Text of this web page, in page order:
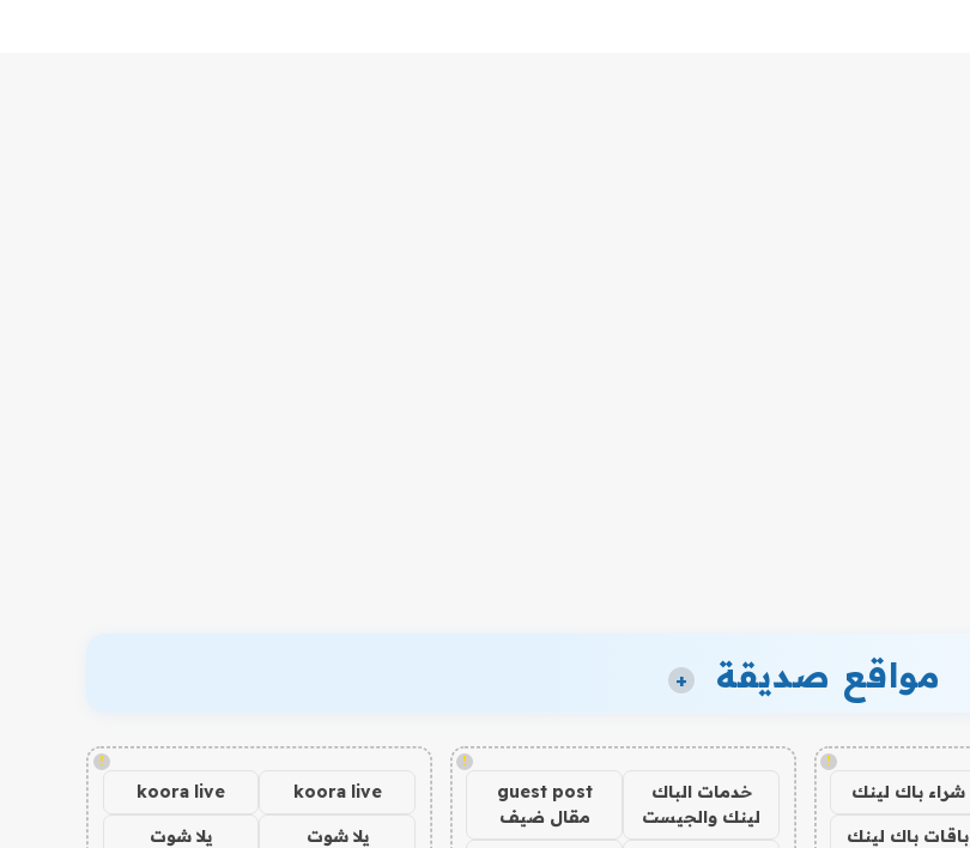
مواقع صديقة +
!
شراء باك لينك
باقات باك لينك
!
خدمات الباك
لينك والجيست
guest post
مقال ضيف
!
koora live
koora live
يلا شوت يلا شوت